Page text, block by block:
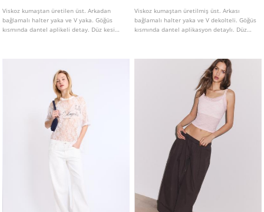
Viskoz kumaştan üretilen üst. Arkadan
bağlamalı halter yaka ve V yaka. Göğüs
kısmında dantel aplikeli detay. Düz kesim
Viskoz kumaştan üretilmiş üst. Arkası
bağlamalı halter yaka ve V dekolteli. Göğüs
kısmında dantel aplikasyon detaylı. Düz